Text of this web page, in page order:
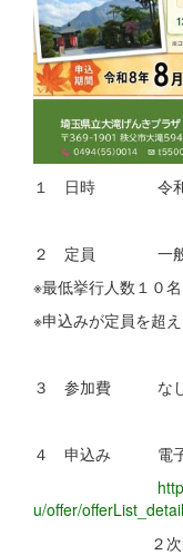
１ 日時 令和８
２ 定員 一般２０
※最低挙行人数１０名
※申込みが定員を超
３ 参加費 な
４ 申込み 電子
u/offer/
２次元コ